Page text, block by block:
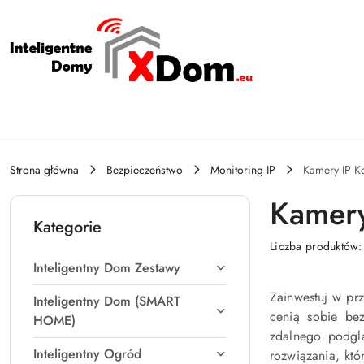
Przejdź do treści głównej
Przejdź do wyszukiwarki
Przejdź do moje konto
Przejdź do menu głównego
Przejdź do stopki
Strona główna Bezpieczeństwo Monitoring IP Kamery IP
Kategorie
Inteligentny Dom Zestawy
Inteligentny Dom (SMART
HOME)
Inteligentny Ogród
Liczba
Zainwestuj w
cenią sobie
zdalnego
rozwiązania,